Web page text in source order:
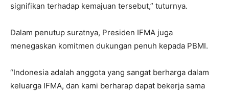
signifikan terhadap kemajuan tersebut,” tuturnya.
Dalam penutup suratnya, Presiden IFMA juga
menegaskan komitmen dukungan penuh kepada PBMI.
“Indonesia adalah anggota yang sangat berharga dalam
keluarga IFMA, dan kami berharap dapat bekerja sama